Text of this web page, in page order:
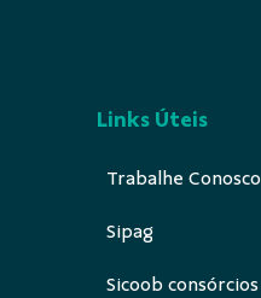
Links Úteis
Trabalhe Conosco
Sipag
Sicoob consórcios